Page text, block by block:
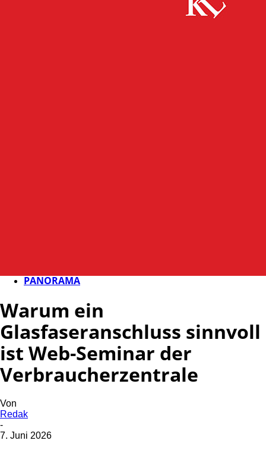
PANORAMA
Warum ein
Glasfaseranschluss sinnvoll
ist Web-Seminar der
Verbraucherzentrale
Von
Redak
-
7. Juni 2026